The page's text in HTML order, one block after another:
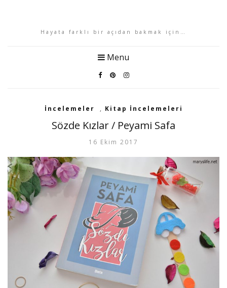
Hayata farklı bir açıdan bakmak için…
Menu
İncelemeler , Kitap İncelemeleri
Sözde Kızlar / Peyami Safa
16 Ekim 2017